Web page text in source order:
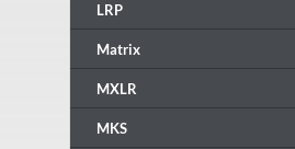
LRP
Matrix
MXLR
MKS